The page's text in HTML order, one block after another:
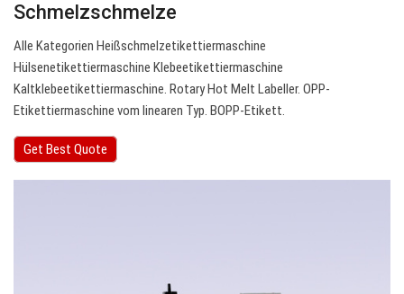
Schmelzschmelze
Alle Kategorien Heißschmelzetikettiermaschine
Hülsenetikettiermaschine Klebeetikettiermaschine
Kaltklebeetikettiermaschine. Rotary Hot Melt Labeller. OPP-
Etikettiermaschine vom linearen Typ. BOPP-Etikett.
Get Best Quote